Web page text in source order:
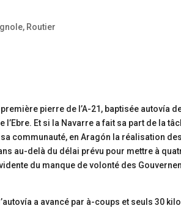
, Routier
première pierre de l’A-21, baptisée autovía
l’Ebre. Et si la Navarre a fait sa part de la
communauté, en Aragón la réalisation
au-delà du délai prévu pour mettre à
du manque de volonté des
a avancé par à-coups et seuls 30